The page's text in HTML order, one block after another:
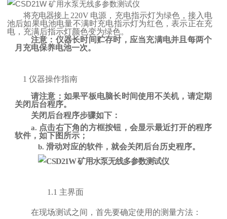
将充电器接上 220V 电源，充电指示灯为绿色，接入电
池后如果电池电量不满时充电指示灯为红色，表示正在充
电，充满后指示灯颜色变为绿色。
注意：仪器长时间贮存时，应当充满电并且每两个
月充电保养电池一次。
1 仪器操作指南
请注意：如果平板电脑长时间使用不关机，请定期
关闭后台程序。
关闭后台程序步骤如下 ：
a. 点击右下角的方框按钮 ，会显示最近打开的程序
软件，如下图所示；
b. 滑动对应的软件，就会关闭后台历史程序。
1.1 主界面
在现场测试之间，首先要确定使用的测量方法：